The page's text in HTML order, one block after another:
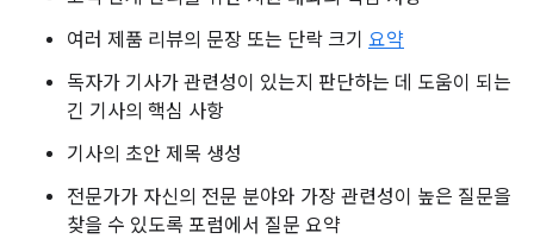
여러 제품 리뷰의 문장 또는 단락 크기 요약
독자가 기사가 관련성이 있는지 판단하는 데 도움이 되는
긴 기사의 핵심 사항
기사의 초안 제목 생성
전문가가 자신의 전문 분야와 가장 관련성이 높은 질문을
찾을 수 있도록 포럼에서 질문 요약